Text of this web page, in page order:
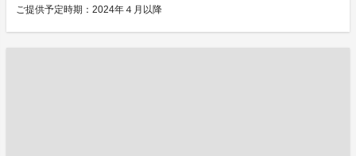
ご提供予定時期：2024年４月以降